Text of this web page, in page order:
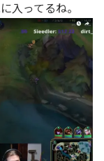
入ってるね。